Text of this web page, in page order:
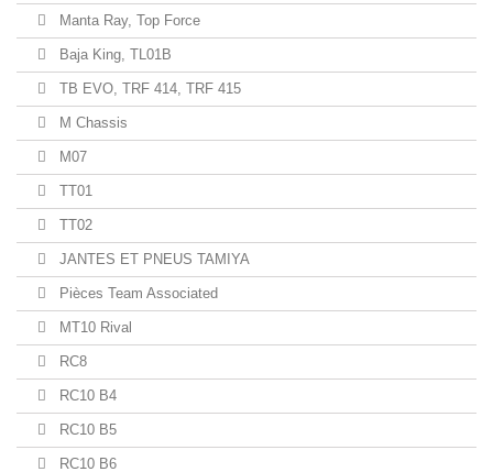
Manta Ray, Top Force
Baja King, TL01B
TB EVO, TRF 414, TRF 415
M Chassis
M07
TT01
TT02
JANTES ET PNEUS TAMIYA
Pièces Team Associated
MT10 Rival
RC8
RC10 B4
RC10 B5
RC10 B6